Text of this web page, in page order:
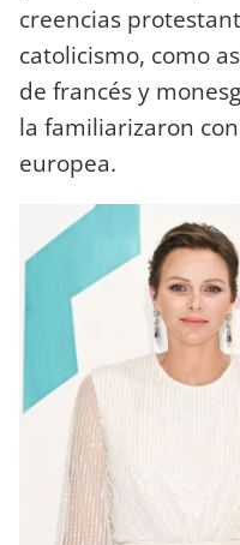
creencias
catolicismo, como
de francés y
la familiarizaron
europea.